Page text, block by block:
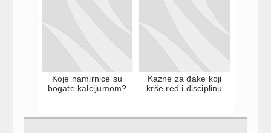
Koje namirnice su
bogate kalcijumom?
Kazne za đake koji
krše red i disciplinu